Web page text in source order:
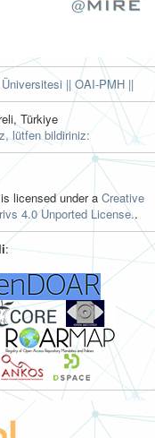
|| OAI-PMH ||
Türkiye
lütfen bildiriniz:
is licensed under a Creative
4.0 Unported License..
: